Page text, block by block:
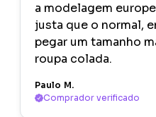
a modelagem
justa que o normal,
pegar um tamanho
roupa colada.
Paulo M.
Comprador verificado